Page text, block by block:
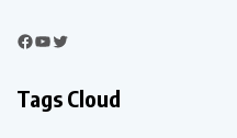
Tags Cloud